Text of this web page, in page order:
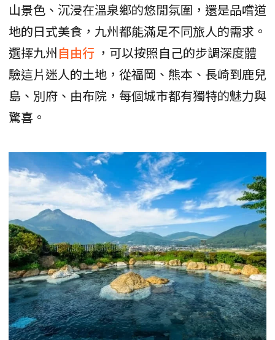
山景色、沉浸在溫泉鄉的悠閒氛圍，還是品嚐道
地的日式美食，九州都能滿足不同旅人的需求。
選擇九州自由行 ，可以按照自己的步調深度體
驗這片迷人的土地，從福岡、熊本、長崎到鹿兒
島、別府、由布院，每個城市都有獨特的魅力與
驚喜。